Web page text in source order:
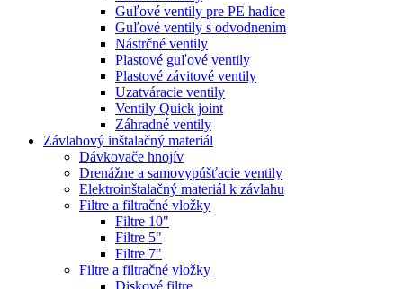
Guľové ventily pre PE hadice
Guľové ventily s odvodnením
Nástrčné ventily
Plastové guľové ventily
Plastové závitové ventily
Uzatváracie ventily
Ventily Quick joint
Záhradné ventily
Závlahový inštalačný materiál
Dávkovače hnojív
Drenážne a samovypúšťacie ventily
Elektroinštalačný materiál k závlahu
Filtre a filtračné vložky
Filtre 10"
Filtre 5"
Filtre 7"
Filtre a filtračné vložky
Diskové filtre